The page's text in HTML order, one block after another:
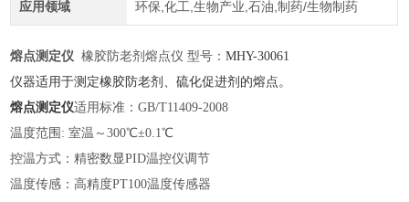
应用领域 环保,化工,生物产业,石油,制药/生物制药
熔点测定仪 橡胶防老剂熔点仪 型号：MHY-30061
仪器适用于测定橡胶防老剂、硫化促进剂的熔点。
熔点测定仪适用标准：GB/T11409-2008
温度范围 : 室温～300℃±0.1℃
控温方式：精密数显PID温控仪调节
温度传感：高精度PT100温度传感器